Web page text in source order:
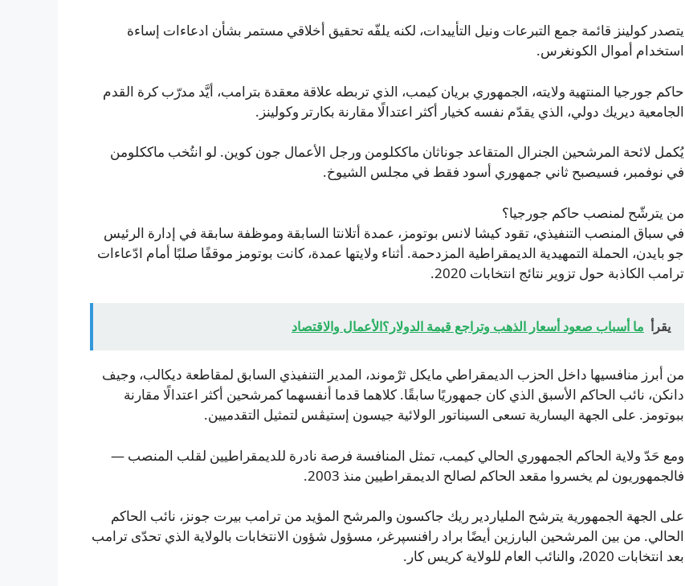
يتصدر كولينز قائمة جمع التبرعات ونيل التأييدات، لكنه يلفّه تحقيق أخلاقي مستمر بشأن ادعاءات إساءة
استخدام أموال الكونغرس.
حاكم جورجيا المنتهية ولايته، الجمهوري بريان كيمب، الذي تربطه علاقة معقدة بترامب، أيَّد مدرّب كرة القدم
الجامعية ديريك دولي، الذي يقدّم نفسه كخيار أكثر اعتدالًا مقارنة بكارتر وكولينز.
يُكمل لائحة المرشحين الجنرال المتقاعد جوناثان ماككلومن ورجل الأعمال جون كوين. لو انتُخب ماككلومن
في نوفمبر، فسيصبح ثاني جمهوري أسود فقط في مجلس الشيوخ.
من يترشّح لمنصب حاكم جورجيا؟
في سباق المنصب التنفيذي، تقود كيشا لانس بوتومز، عمدة أتلانتا السابقة وموظفة سابقة في إدارة الرئيس
جو بايدن، الحملة التمهيدية الديمقراطية المزدحمة. أثناء ولايتها عمدة، كانت بوتومز موقفًا صلبًا أمام ادّعاءات
ترامب الكاذبة حول تزوير نتائج انتخابات 2020.
يقرأ ما أسباب صعود أسعار الذهب وتراجع قيمة الدولار؟الأعمال والاقتصاد
من أبرز منافسيها داخل الحزب الديمقراطي مايكل ثرْموند، المدير التنفيذي السابق لمقاطعة ديكالب، وجيف
دانكن، نائب الحاكم الأسبق الذي كان جمهوريًا سابقًا. كلاهما قدما أنفسهما كمرشحين أكثر اعتدالًا مقارنة
ببوتومز. على الجهة اليسارية تسعى السيناتور الولائية جيسون إستيڤس لتمثيل التقدميين.
ومع حَدّ ولاية الحاكم الجمهوري الحالي كيمب، تمثل المنافسة فرصة نادرة للديمقراطيين لقلب المنصب —
فالجمهوريون لم يخسروا مقعد الحاكم لصالح الديمقراطيين منذ 2003.
على الجهة الجمهورية يترشح الملياردير ريك جاكسون والمرشح المؤيد من ترامب بيرت جونز، نائب الحاكم
الحالي. من بين المرشحين البارزين أيضًا براد رافنسپرغر، مسؤول شؤون الانتخابات بالولاية الذي تحدّى ترامب
بعد انتخابات 2020، والنائب العام للولاية كريس كار.